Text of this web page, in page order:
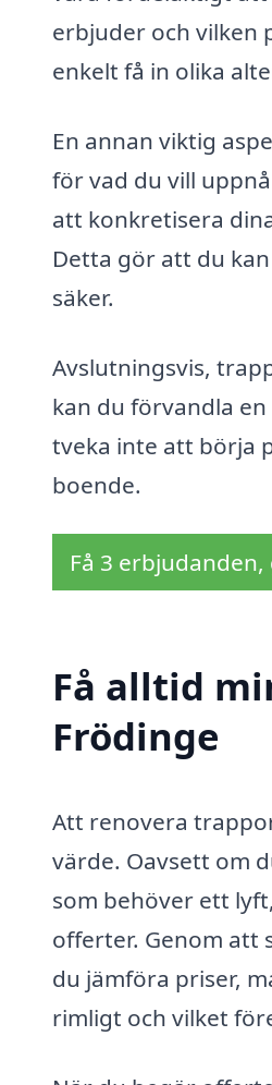
erbjuder och vilken
enkelt få in olika
En annan viktig
för vad du vill
att konkretisera
Detta gör att du
säker.
Avslutningsvis,
kan du förvandla
tveka inte att börja
boende.
Få 3
Få alltid
Frödinge
Att renovera
värde. Oavsett om
som behöver ett
offerter. Genom att
du jämföra priser,
rimligt och vilket